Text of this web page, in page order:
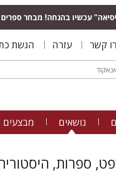
עכשיו בהנחה! מבחר
קשר עזרה הגשת
נושאים מבצעים
ספרות,